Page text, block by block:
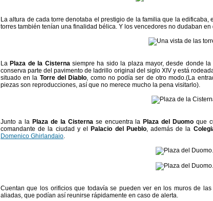
La altura de cada torre denotaba el prestigio de la familia que la
torres también tenían una finalidad bélica. Y los vencedores no dudaban
La Plaza de la Cisternasiempre ha sido la plaza mayor, desde donde
conserva parte del pavimento de ladrillo original del siglo XIV y está
situado en la Torre del Diablo, como no podía ser de otro modo.(La
piezas son reproducciones, así que no merece mucho la pena visitarlo).
Junto a la Plaza de la Cisternase encuentra la Plaza del Duomo que
comandante de la ciudad y el
Palacio del Pueblo, además de la
Domenico Ghirlandaio.
Cuentan que los orificios que todavía se pueden ver en los muros de
aliadas, que podían así reunirse rápidamente en caso de alerta.